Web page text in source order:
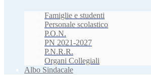
Famiglie e studenti
Personale scolastico
P.O.N.
PN 2021-2027
P.N.R.R.
Organi Collegiali
Albo Sindacale